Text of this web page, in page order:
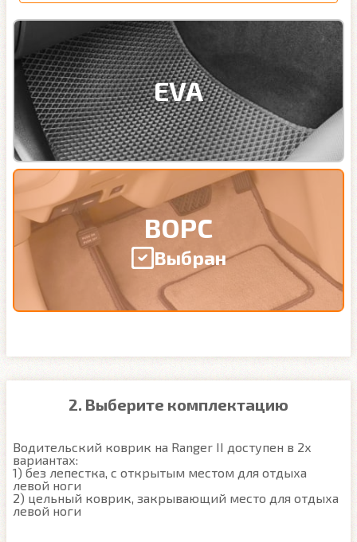
EVA
ВОРС
Выбран
2. Выберите комплектацию
Водительский коврик на Ranger II доступен в 2х
вариантах:
1) без лепестка, с открытым местом для отдыха
левой ноги
2) цельный коврик, закрывающий место для отдыха
левой ноги